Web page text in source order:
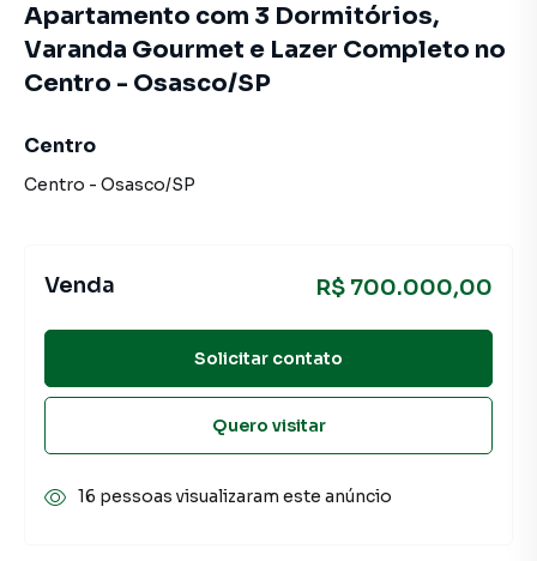
Apartamento com 3 Dormitórios,
Varanda Gourmet e Lazer Completo no
Centro - Osasco/SP
Centro
Centro - Osasco/SP
Venda R$ 700.000,00
Solicitar contato
Quero visitar
16 pessoas visualizaram este anúncio